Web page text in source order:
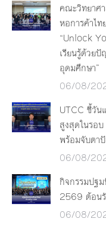
คณะวิทยาศ
หอการค้าไ
“Unlock
เรียนรู้ด้วย
อุดมศึกษา”
06/08/
UTCC ชี้วัน
สูงสุดในรอบ
พร้อมจับตา
06/08/
กิจกรรมปฐ
2569 ต้อนรั
06/08/